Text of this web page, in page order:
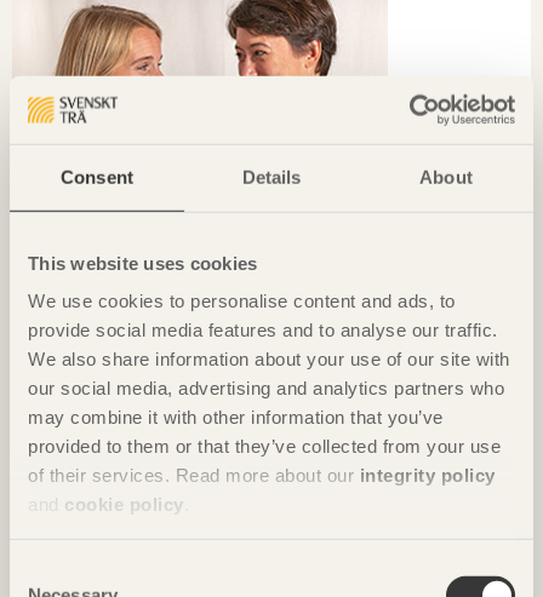
Consent Details About
This website uses cookies
We use cookies to personalise content and ads, to
provide social media features and to analyse our traffic.
We also share information about your use of our site with
our social media, advertising and analytics partners who
may combine it with other information that you’ve
provided to them or that they’ve collected from your use
of their services. Read more about our integrity policy
and cookie policy
TRÄ MÖTER
»Vi måste bidra med vår del av byggandet och skapa bra
arkitektur.«
Pi Ekblom, White & Karin Löfgren, AIX